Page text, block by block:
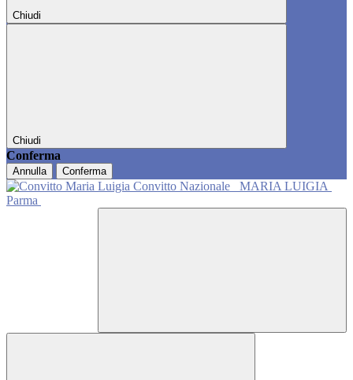
Chiudi
Chiudi
Conferma
Annulla Conferma
Convitto Nazionale
MARIA LUIGIA
Parma